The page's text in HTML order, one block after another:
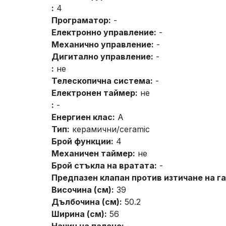
: 4
Програматор: -
Електронно управление: -
Механично управление: -
Дигитално управление: -
: не
Телескопична система: -
Електронен таймер: не
: -
Енергиен клас: A
Тип: керамични/ceramic
Брой функции: 4
Механичен таймер: не
Брой стъкла на вратата: -
Предпазен клапан против изтичане на
Височина (см): 39
Дълбочина (см): 50.2
Ширина (см): 56